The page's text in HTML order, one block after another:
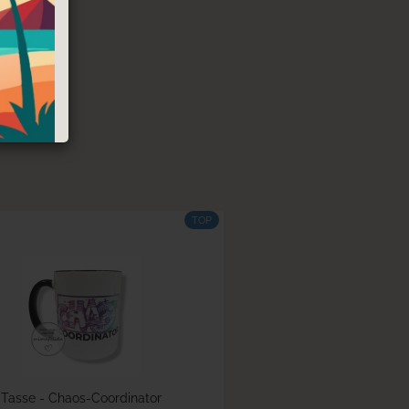
TOP
Tasse - Chaos-Coordinator